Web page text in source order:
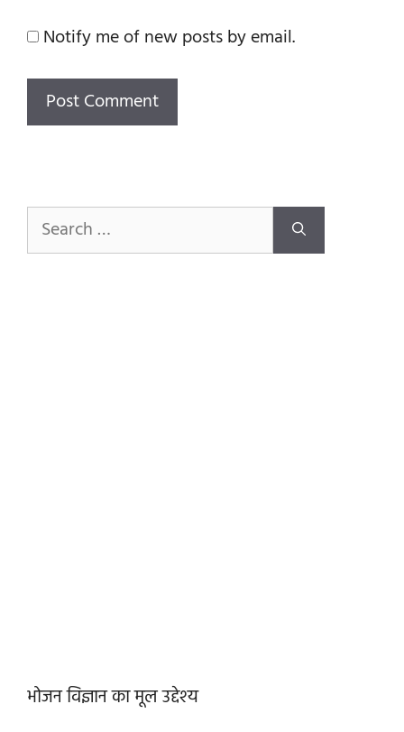
Notify me of new posts by email.
Search
for:
भोजन विज्ञान का मूल उद्देश्य